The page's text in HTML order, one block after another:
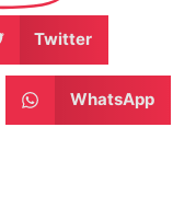
Twitter
WhatsApp